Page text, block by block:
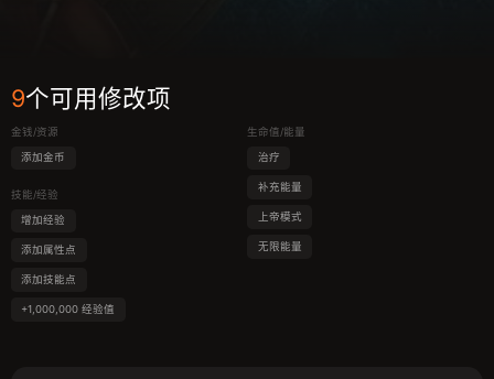
9个可用修改项
金钱/资源
添加金币
技能/经验
增加经验
添加属性点
添加技能点
+1,000,000 经验值
生命值/能量
治疗
补充能量
上帝模式
无限能量